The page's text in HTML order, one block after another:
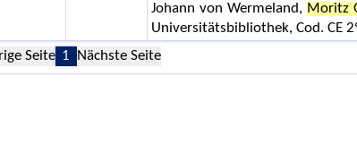
Johann von Wermeland, Moritz
Universitätsbibliothek, Cod. CE
Seite 1 Nächste Seite